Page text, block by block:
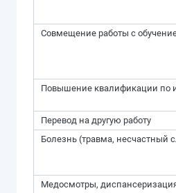
Совмещение работы с
Повышение квалификации по
Перевод на другую работу
Болезнь (травма, несчастный
Медосмотры,